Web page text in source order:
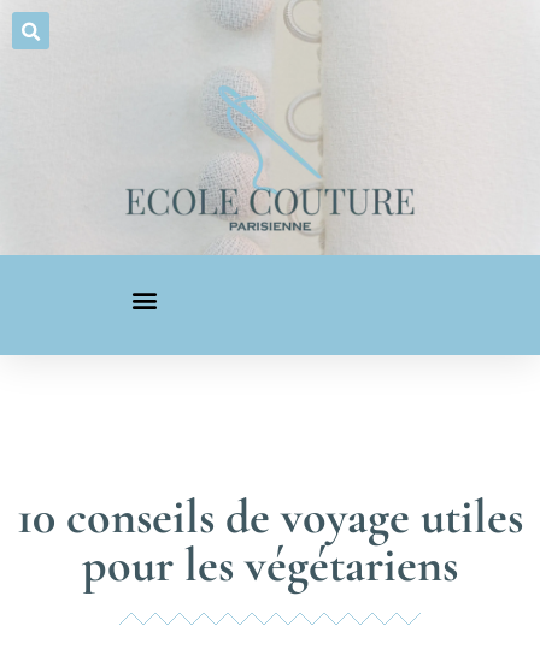
10 conseils de voyage utiles
pour les végétariens